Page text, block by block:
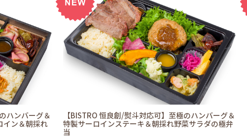
ハンバーグ＆
イン＆朝採れ
【BISTRO 恒良創/熨斗対応可】至極のハンバーグ＆
特製サーロインステーキ＆朝採れ野菜サラダの極弁
当